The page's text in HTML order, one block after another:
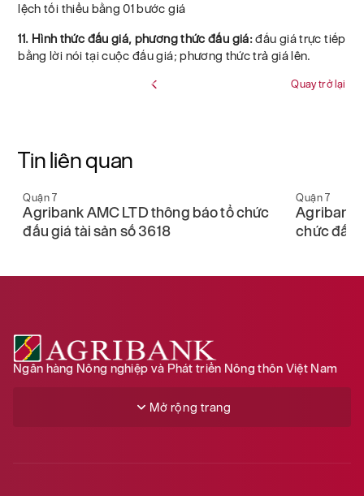
lệch tối thiểu bằng 01 bước giá
11. Hình thức đấu giá, phương thức đấu giá:đấu giá trực tiếp
bằng lời nói tại cuộc đấu giá; phương thức trả giá lên.
Quay trở lại
Tin liên quan
Quận 7
Agribank AMC LTD thông báo tổ chức
đấu giá tài sản số 3618
Quận 7
Agribank
chức đấu
Ngân hàng Nông nghiệp và Phát triển Nông thôn Việt Nam
Mở rộng trang